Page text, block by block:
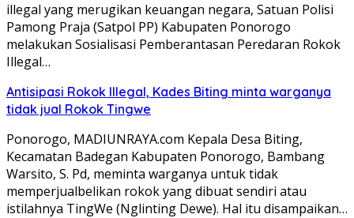
illegal yang merugikan keuangan negara, Satuan Polisi
Pamong Praja (Satpol PP) Kabupaten Ponorogo
melakukan Sosialisasi Pemberantasan Peredaran Rokok
Illegal…
Antisipasi Rokok Illegal, Kades Biting minta warganya
tidak jual Rokok Tingwe
Ponorogo, MADIUNRAYA.com Kepala Desa Biting,
Kecamatan Badegan Kabupaten Ponorogo, Bambang
Warsito, S. Pd, meminta warganya untuk tidak
memperjualbelikan rokok yang dibuat sendiri atau
istilahnya TingWe (Nglinting Dewe). Hal itu disampaikan…